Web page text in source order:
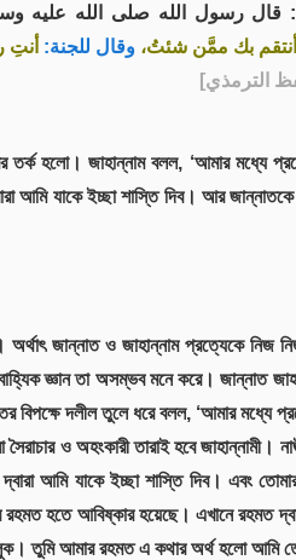
قال رسول الله صلى الله عليه
بك ممَّن شئتُ، وقال للجنة:
الترمذي]
তর্ক হলো। জাহান্নাম বলল, ‘আমার
আমি যাকে ইচ্ছা শাস্তি দিব। আর
জান্নাত ও জাহান্নাম প্রত্যেকে নিজ
জ্ঞান তা অসম্ভব মনে করে। জান্নাত
বিপক্ষে দলীল তুলে ধরে বলল, ‘আমার মধ্যে
ও অহংকারী তারাই হবে
আমি যাকে ইচ্ছা শাস্তি দিব। এবং
হতে আবিষ্কার হয়েছে। এখানে রহমত
তুমি আমার রহমত এ কথার অর্থ হলো আমি